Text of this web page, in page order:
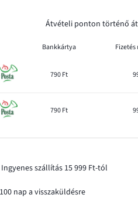
Átvételi ponton történő
Bankkártya
790 Ft
790 Ft
Ingyenes szállítás 15 999 Ft-tól
100 nap a visszaküldésre